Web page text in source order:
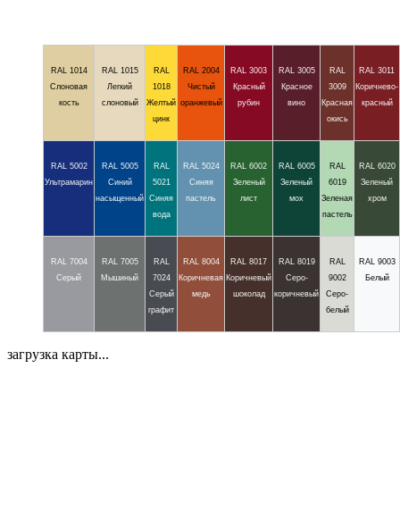
RAL 1014
Слоновая
кость
RAL 1015
Легкий
слоновый
RAL
1018
Желтый
цинк
RAL 2004
Чистый
оранжевый
RAL 3003
Красный
рубин
RAL 3005
Красное
вино
RAL
3009
Красная
окись
RAL 3011
Коричнево-
красный
RAL 5002
Ультрамарин
RAL 5005
Синий
насыщенный
RAL
5021
Синяя
вода
RAL 5024
Синяя
пастель
RAL 6002
Зеленый
лист
RAL 6005
Зеленый
мох
RAL
6019
Зеленая
пастель
RAL 6020
Зеленый
хром
RAL 7004
Серый
RAL 7005
Мышиный
RAL
7024
Серый
графит
RAL 8004
Коричневая
медь
RAL 8017
Коричневый
шоколад
RAL 8019
Серо-
коричневый
RAL
9002
Серо-
белый
RAL 9003
Белый
загрузка карты...